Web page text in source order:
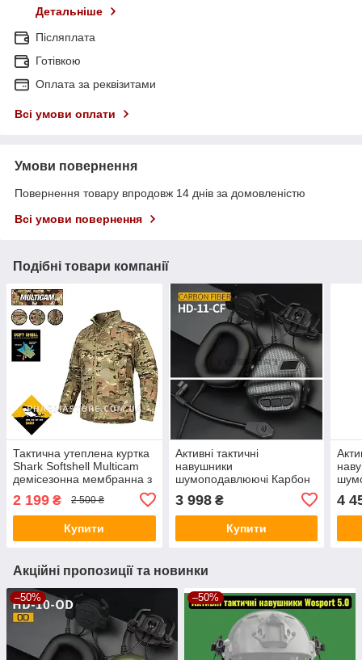
Детальніше
Післяплата
Готівкою
Оплата за реквізитами
Всі умови оплати
Умови повернення
Повернення товару впродовж 14 днів за домовленістю
Всі умови повернення
Подібні товари компанії
Тактична утеплена куртка
Shark Softshell Multicam
демісезонна мембранна з
2 199 ₴ 2 500 ₴
Купити
Активні тактичні
навушники
шумоподавлюючі Карбон
Wosport 5.0 з адаптером
для шолома Fast та
мікрофоном
3 998₴
Купити
для
4
Акційні пропозиції та новинки
–50% –50%